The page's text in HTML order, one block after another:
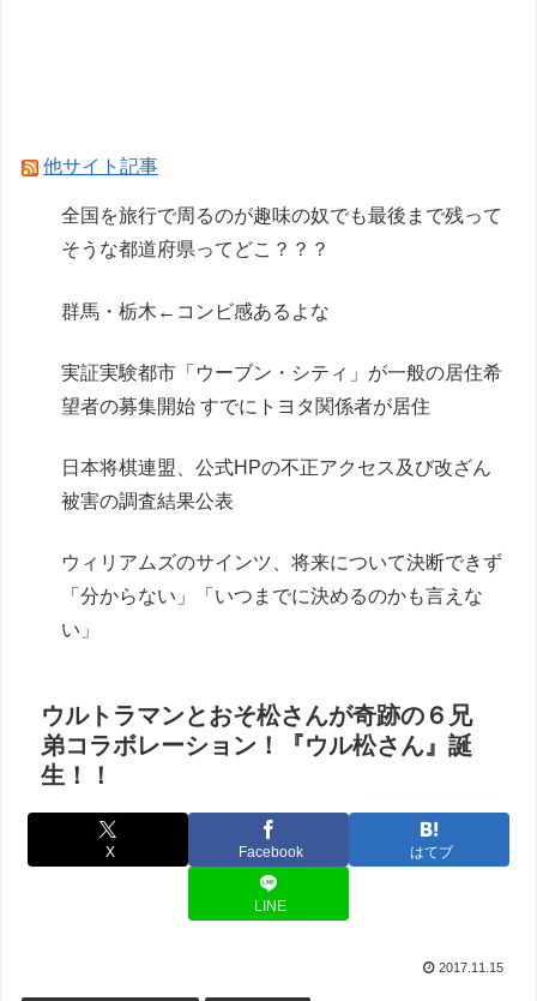
他サイト記事
全国を旅行で周るのが趣味の奴でも最後まで残って
そうな都道府県ってどこ？？？
群馬・栃木←コンビ感あるよな
実証実験都市「ウーブン・シティ」が一般の居住希
望者の募集開始 すでにトヨタ関係者が居住
日本将棋連盟、公式HPの不正アクセス及び改ざん
被害の調査結果公表
ウィリアムズのサインツ、将来について決断できず
「分からない」「いつまでに決めるのかも言えな
い」
ウルトラマンとおそ松さんが奇跡の６兄
弟コラボレーション！『ウル松さん』誕
生！！
X Facebook はてブ
LINE
2017.11.15